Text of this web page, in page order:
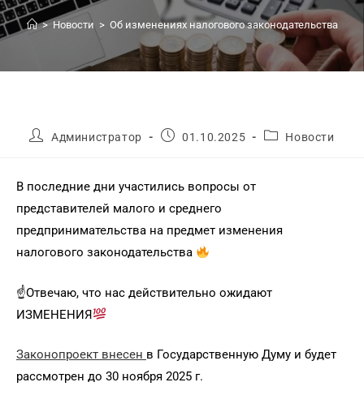
> Новости > Об изменениях налогового законодательства
Администратор 01.10.2025 Новости
В последние дни участились вопросы от
представителей малого и среднего
предпринимательства на предмет изменения
налогового законодательства
☝Отвечаю, что нас действительно ожидают
ИЗМЕНЕНИЯ
Законопроект внесен в Государственную Думу и будет
рассмотрен до 30 ноября 2025 г.